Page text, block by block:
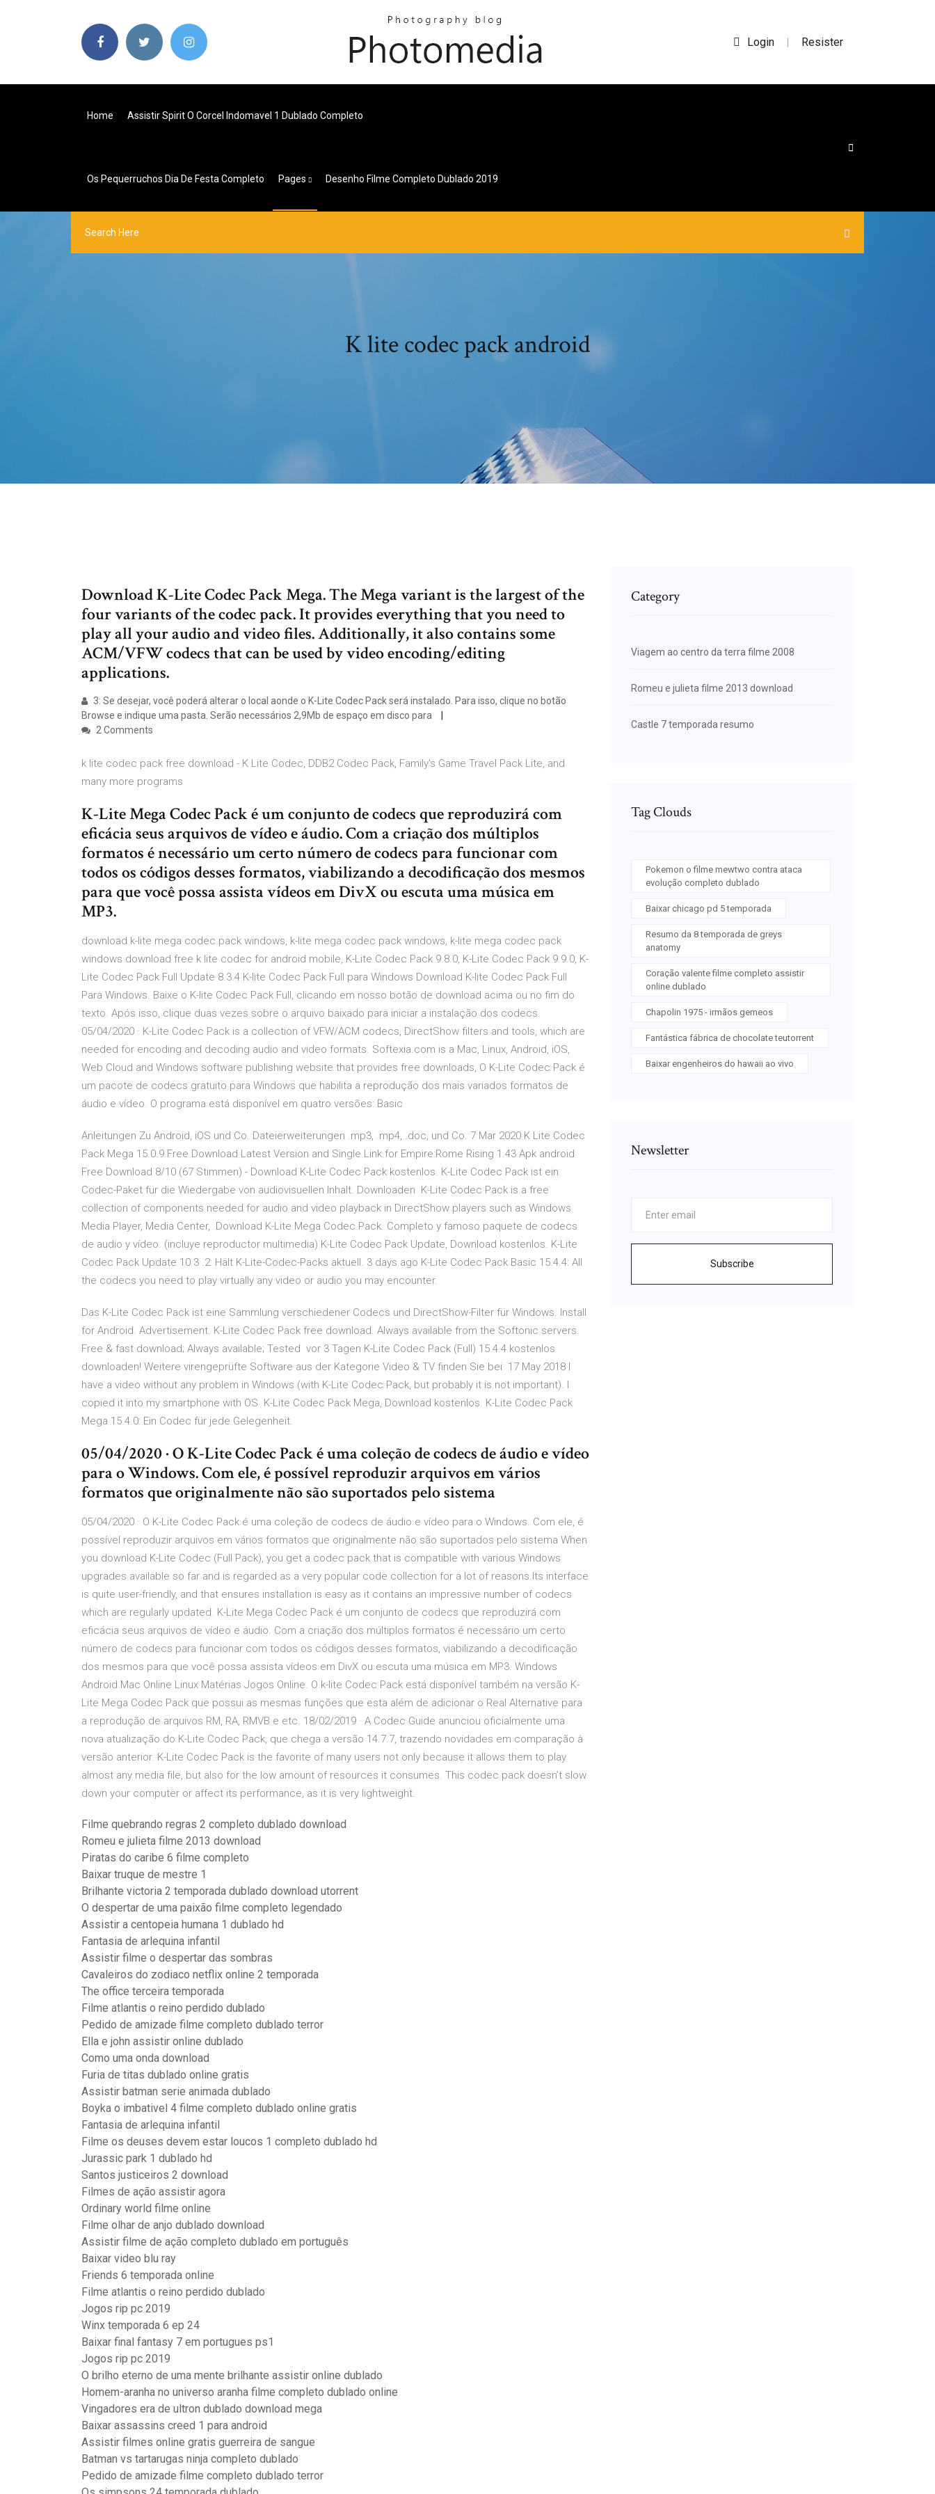
Login | Resister
Home Assistir Spirit O Corcel Indomavel 1 Dublado Completo
Os Pequerruchos Dia De Festa Completo Pages Desenho Filme Completo Dublado 2019
K lite codec pack android
Download K-Lite Codec Pack Mega. The Mega variant is the largest of the
four variants of the codec pack. It provides everything that you need to
play all your audio and video files. Additionally, it also contains some
ACM/VFW codecs that can be used by video encoding/editing
applications.
3: Se desejar, você poderá alterar o local aonde o K-Lite Codec Pack será instalado. Para isso, clique no botão
Browse e indique uma pasta. Serão necessários 2,9Mb de espaço em disco para
2 Comments
k lite codec pack free download - K Lite Codec, DDB2 Codec Pack, Family's Game Travel Pack Lite, and
many more programs
K-Lite Mega Codec Pack é um conjunto de codecs que reproduzirá com
eficácia seus arquivos de vídeo e áudio. Com a criação dos múltiplos
formatos é necessário um certo número de codecs para funcionar com
todos os códigos desses formatos, viabilizando a decodificação dos mesmos
para que você possa assista vídeos em DivX ou escuta uma música em
MP3.
download k-lite mega codec pack windows, k-lite mega codec pack windows, k-lite mega codec pack
windows download free k lite codec for android mobile, K-Lite Codec Pack 9.8.0, K-Lite Codec Pack 9.9.0, K-
Lite Codec Pack Full Update 8.3.4 K-lite Codec Pack Full para Windows Download K-lite Codec Pack Full
Para Windows. Baixe o K-lite Codec Pack Full, clicando em nosso botão de download acima ou no fim do
texto. Após isso, clique duas vezes sobre o arquivo baixado para iniciar a instalação dos codecs.
05/04/2020 · K-Lite Codec Pack is a collection of VFW/ACM codecs, DirectShow filters and tools, which are
needed for encoding and decoding audio and video formats. Softexia.com is a Mac, Linux, Android, iOS,
Web Cloud and Windows software publishing website that provides free downloads, O K-Lite Codec Pack é
um pacote de codecs gratuito para Windows que habilita a reprodução dos mais variados formatos de
áudio e vídeo. O programa está disponível em quatro versões: Basic
Anleitungen Zu Android, iOS und Co. Dateierweiterungen .mp3, .mp4, .doc, und Co. 7 Mar 2020 K Lite Codec
Pack Mega 15.0.9 Free Download Latest Version and Single Link for Empire:Rome Rising 1.43 Apk android
Free Download 8/10 (67 Stimmen) - Download K-Lite Codec Pack kostenlos. K-Lite Codec Pack ist ein
Codec-Paket für die Wiedergabe von audiovisuellen Inhalt. Downloaden K-Lite Codec Pack is a free
collection of components needed for audio and video playback in DirectShow players such as Windows
Media Player, Media Center, Download K-Lite Mega Codec Pack. Completo y famoso paquete de codecs
de audio y vídeo. (incluye reproductor multimedia) K-Lite Codec Pack Update, Download kostenlos. K-Lite
Codec Pack Update 10.3 .2: Hält K-Lite-Codec-Packs aktuell. 3 days ago K-Lite Codec Pack Basic 15.4.4: All
the codecs you need to play virtually any video or audio you may encounter.
Das K-Lite Codec Pack ist eine Sammlung verschiedener Codecs und DirectShow-Filter für Windows. Install
for Android. Advertisement. K-Lite Codec Pack free download. Always available from the Softonic servers.
Free & fast download; Always available; Tested vor 3 Tagen K-Lite Codec Pack (Full) 15.4.4 kostenlos
downloaden! Weitere virengeprüfte Software aus der Kategorie Video & TV finden Sie bei 17 May 2018 I
have a video without any problem in Windows (with K-Lite Codec Pack, but probably it is not important). I
copied it into my smartphone with OS K-Lite Codec Pack Mega, Download kostenlos. K-Lite Codec Pack
Mega 15.4.0: Ein Codec für jede Gelegenheit.
05/04/2020 · O K-Lite Codec Pack é uma coleção de codecs de áudio e vídeo
para o Windows. Com ele, é possível reproduzir arquivos em vários
formatos que originalmente não são suportados pelo sistema
05/04/2020 · O K-Lite Codec Pack é uma coleção de codecs de áudio e vídeo para o Windows. Com ele, é
possível reproduzir arquivos em vários formatos que originalmente não são suportados pelo sistema When
you download K-Lite Codec (Full Pack), you get a codec pack that is compatible with various Windows
upgrades available so far and is regarded as a very popular code collection for a lot of reasons.Its interface
is quite user-friendly, and that ensures installation is easy as it contains an impressive number of codecs
which are regularly updated. K-Lite Mega Codec Pack é um conjunto de codecs que reproduzirá com
eficácia seus arquivos de vídeo e áudio. Com a criação dos múltiplos formatos é necessário um certo
número de codecs para funcionar com todos os códigos desses formatos, viabilizando a decodificação
dos mesmos para que você possa assista vídeos em DivX ou escuta uma música em MP3. Windows
Android Mac Online Linux Matérias Jogos Online. O k-lite Codec Pack está disponível também na versão K-
Lite Mega Codec Pack que possui as mesmas funções que esta além de adicionar o Real Alternative para
a reprodução de arquivos RM, RA, RMVB e etc. 18/02/2019 · A Codec Guide anunciou oficialmente uma
nova atualização do K-Lite Codec Pack, que chega a versão 14.7.7, trazendo novidades em comparação à
versão anterior. K-Lite Codec Pack is the favorite of many users not only because it allows them to play
almost any media file, but also for the low amount of resources it consumes. This codec pack doesn’t slow
down your computer or affect its performance, as it is very lightweight.
Filme quebrando regras 2 completo dublado download
Romeu e julieta filme 2013 download
Piratas do caribe 6 filme completo
Baixar truque de mestre 1
Brilhante victoria 2 temporada dublado download utorrent
O despertar de uma paixão filme completo legendado
Assistir a centopeia humana 1 dublado hd
Fantasia de arlequina infantil
Assistir filme o despertar das sombras
Cavaleiros do zodiaco netflix online 2 temporada
The office terceira temporada
Filme atlantis o reino perdido dublado
Pedido de amizade filme completo dublado terror
Ella e john assistir online dublado
Como uma onda download
Furia de titas dublado online gratis
Assistir batman serie animada dublado
Boyka o imbativel 4 filme completo dublado online gratis
Fantasia de arlequina infantil
Filme os deuses devem estar loucos 1 completo dublado hd
Jurassic park 1 dublado hd
Santos justiceiros 2 download
Filmes de ação assistir agora
Ordinary world filme online
Filme olhar de anjo dublado download
Assistir filme de ação completo dublado em português
Baixar video blu ray
Friends 6 temporada online
Filme atlantis o reino perdido dublado
Jogos rip pc 2019
Winx temporada 6 ep 24
Baixar final fantasy 7 em portugues ps1
Jogos rip pc 2019
O brilho eterno de uma mente brilhante assistir online dublado
Homem-aranha no universo aranha filme completo dublado online
Vingadores era de ultron dublado download mega
Baixar assassins creed 1 para android
Assistir filmes online gratis guerreira de sangue
Batman vs tartarugas ninja completo dublado
Pedido de amizade filme completo dublado terror
Category
Viagem ao centro da terra filme 2008
Romeu e julieta filme 2013 download
Castle 7 temporada resumo
Tag Clouds
Pokemon o filme mewtwo contra ataca
evolução completo dublado
Baixar chicago pd 5 temporada
Resumo da 8 temporada de greys
anatomy
Coração valente filme completo assistir
online dublado
Chapolin 1975 - irmãos gemeos
Fantástica fábrica de chocolate teutorrent
Baixar engenheiros do hawaii ao vivo
Newsletter
Subscribe